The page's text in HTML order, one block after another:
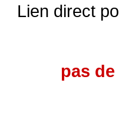
Lien direct
pas